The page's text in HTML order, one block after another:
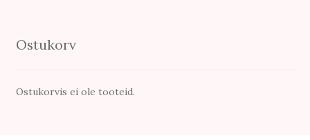
Ostukorv
Ostukorvis ei ole tooteid.